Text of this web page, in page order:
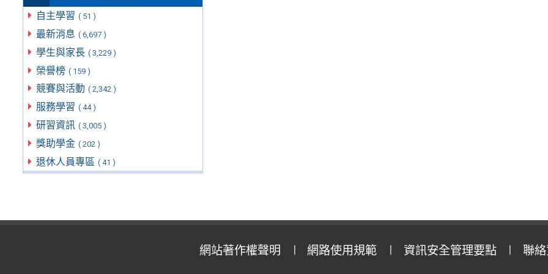
自主學習 ( 51 )
最新消息 ( 6,697 )
學生與家長 ( 3,229 )
榮譽榜 ( 159 )
競賽與活動 ( 2,342 )
服務學習 ( 44 )
研習資訊 ( 3,005 )
獎助學金 ( 202 )
退休人員專區 ( 41 )
網站著作權聲明 網路使用規範 資訊安全管理要點 聯